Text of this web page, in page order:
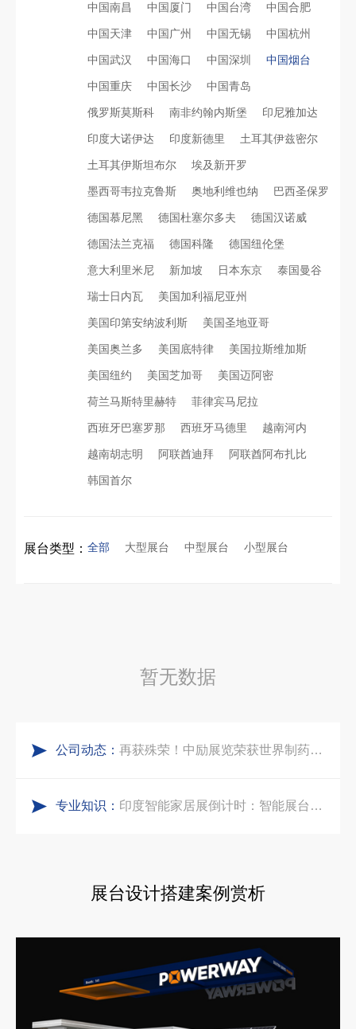
中国南昌 中国厦门 中国台湾 中国合肥
中国天津 中国广州 中国无锡 中国杭州
中国武汉 中国海口 中国深圳 中国烟台
中国重庆 中国长沙 中国青岛
俄罗斯莫斯科 南非约翰内斯堡 印尼雅加达
印度大诺伊达 印度新德里 土耳其伊兹密尔
土耳其伊斯坦布尔 埃及新开罗
墨西哥韦拉克鲁斯 奥地利维也纳 巴西圣保罗
德国慕尼黑 德国杜塞尔多夫 德国汉诺威
德国法兰克福 德国科隆 德国纽伦堡
意大利里米尼 新加坡 日本东京 泰国曼谷
瑞士日内瓦 美国加利福尼亚州
美国印第安纳波利斯 美国圣地亚哥
美国奥兰多 美国底特律 美国拉斯维加斯
美国纽约 美国芝加哥 美国迈阿密
荷兰马斯特里赫特 菲律宾马尼拉
西班牙巴塞罗那 西班牙马德里 越南河内
越南胡志明 阿联酋迪拜 阿联酋阿布扎比
韩国首尔
展台类型： 全部 大型展台 中型展台 小型展台
暂无数据
公司动态： 再获殊荣！中励展览荣获世界制药原料中国展可持续金奖
看得见的品质：人民网对中励展览的采访报道
专业知识：
沙特阿拉伯跨境氢能展全流程展台验收现场｜避坑验收指南
印度智能家居展倒计时：智能展台设计区的3个致命陷阱与破局公式
展台设计搭建案例赏析